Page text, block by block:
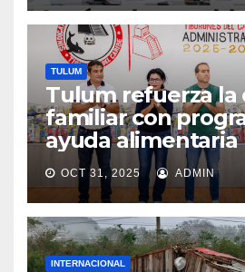
TULUM
Tulum refuerza la
familiar con
ayuda alimentaria
OCT 31, 2025 ADMIN
INTERNACIONAL